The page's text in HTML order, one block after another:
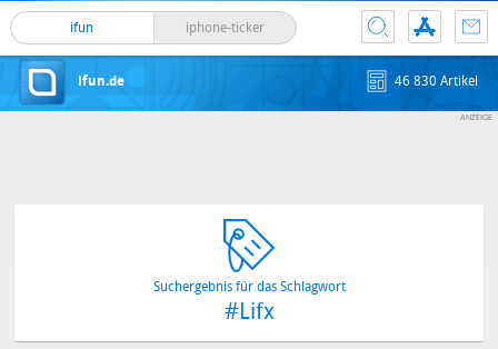
ifun iphone-ticker
ifun.de 46 830 Artikel
Suchergebnis für das Schlagwort
#Lifx